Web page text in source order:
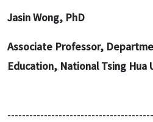
Jasin Wong, PhD
Associate Professor,
Education, National Tsing Hua